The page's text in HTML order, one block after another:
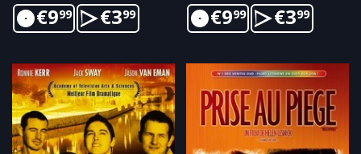
€999 €399 €999 €399